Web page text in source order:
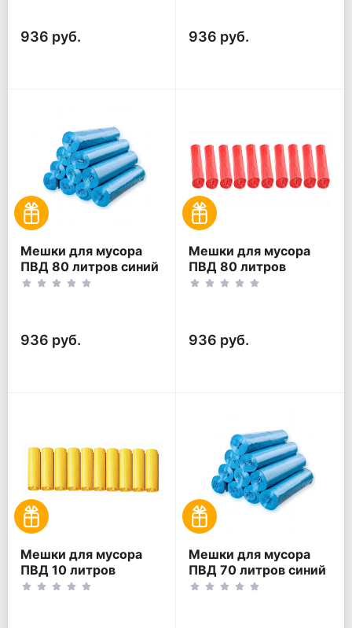
936 руб. 936 руб.
Мешки для мусора
ПВД 80 литров синий
30 мкм 60*80 200 шт
936 руб.
Мешки для мусора
ПВД 80 литров
красный 30 мкм
936 руб.
Мешки для мусора
ПВД 10 литров
желтый 30 мкм
Мешки для мусора
ПВД 70 литров синий
30 мкм 65*75 200 шт